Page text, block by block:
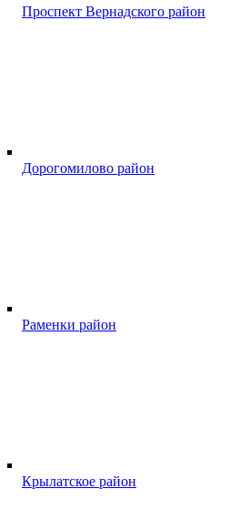
Проспект Вернадского район
Дорогомилово район
Раменки район
Крылатское район